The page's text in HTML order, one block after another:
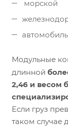
морской
Модульные
длинной
2,46 и весом
Если груз
таком случае